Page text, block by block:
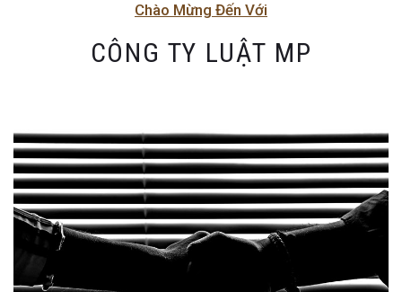
Chào Mừng Đến Với
CÔNG TY LUẬT MP